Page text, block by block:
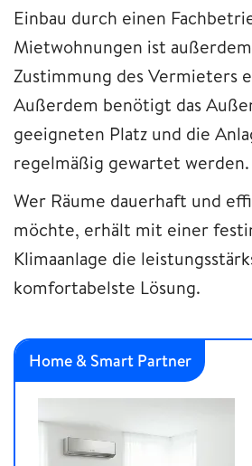
Einbau durch einen
Mietwohnungen ist
Zustimmung des Vermieters
Außerdem benötigt das
geeigneten Platz und die
regelmäßig gewartet werden.
Wer Räume dauerhaft und
möchte, erhält mit einer
Klimaanlage die
komfortabelste Lösung.
Home & Smart Partner